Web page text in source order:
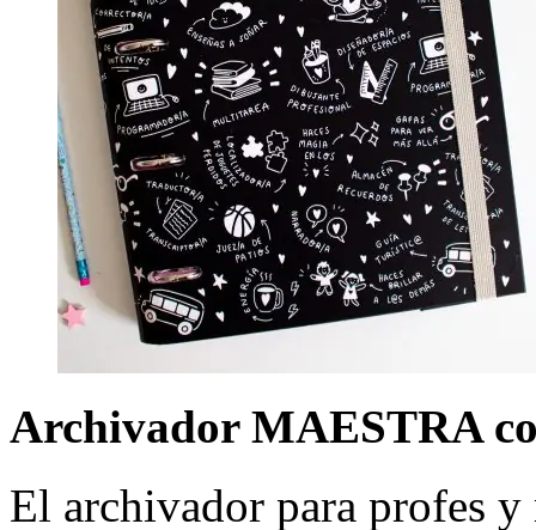
Archivador MAESTRA
El archivador para profes y